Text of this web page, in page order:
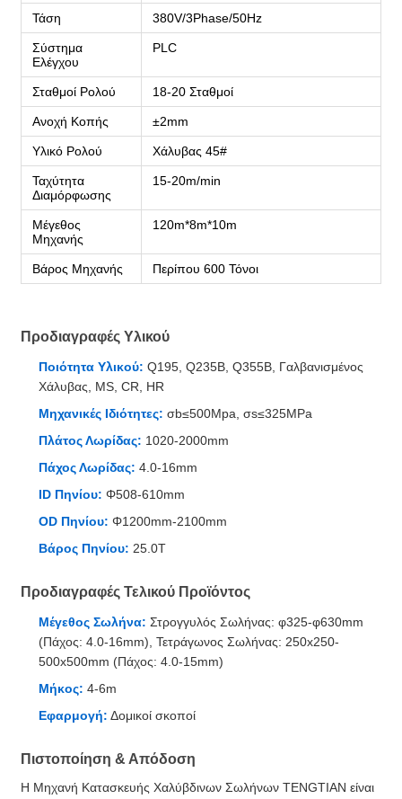
Τάση 380V/3Phase/50Hz
Σύστημα
Ελέγχου
PLC
Σταθμοί Ρολού 18-20 Σταθμοί
Ανοχή Κοπής ±2mm
Υλικό Ρολού Χάλυβας 45#
Ταχύτητα
Διαμόρφωσης
15-20m/min
Μέγεθος
Μηχανής
120m*8m*10m
Βάρος Μηχανής Περίπου 600 Τόνοι
Προδιαγραφές Υλικού
Ποιότητα Υλικού: Q195, Q235B, Q355B, Γαλβανισμένος
Χάλυβας, MS, CR, HR
Μηχανικές Ιδιότητες: σb≤500Mpa, σs≤325MPa
Πλάτος Λωρίδας: 1020-2000mm
Πάχος Λωρίδας: 4.0-16mm
ID Πηνίου: Φ508-610mm
OD Πηνίου: Φ1200mm-2100mm
Βάρος Πηνίου: 25.0T
Προδιαγραφές Τελικού Προϊόντος
Μέγεθος Σωλήνα: Στρογγυλός Σωλήνας: φ325-φ630mm
(Πάχος: 4.0-16mm), Τετράγωνος Σωλήνας: 250x250-
500x500mm (Πάχος: 4.0-15mm)
Μήκος: 4-6m
Εφαρμογή: Δομικοί σκοποί
Πιστοποίηση & Απόδοση
Η Μηχανή Κατασκευής Χαλύβδινων Σωλήνων TENGTIAN είναι